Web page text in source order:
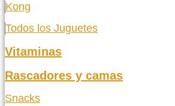
Kong
Todos los Juguetes
Vitaminas
Rascadores y camas
Snacks